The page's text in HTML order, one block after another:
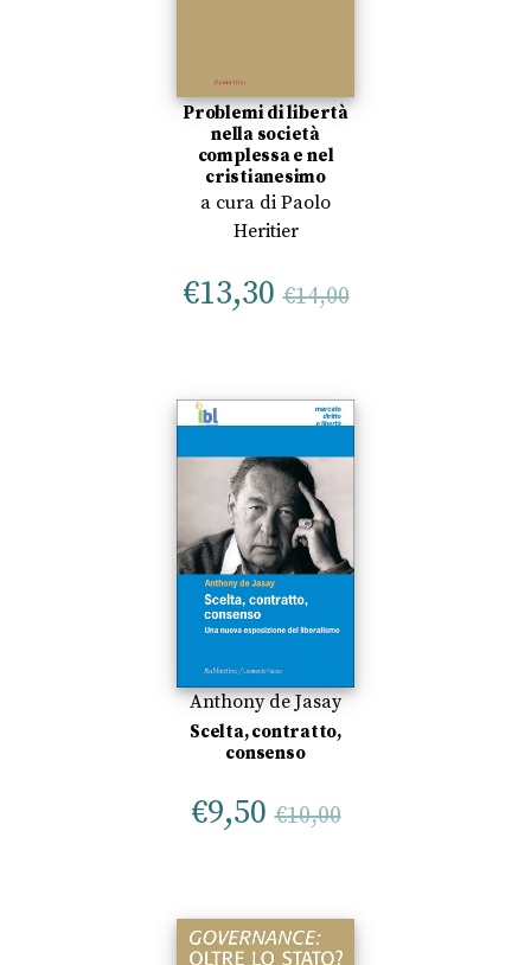
Problemi di libertà
nella società
complessa e nel
cristianesimo
a cura di Paolo
Heritier
€13,30 €14,00
Anthony de Jasay
Scelta, contratto,
consenso
€9,50 €10,00